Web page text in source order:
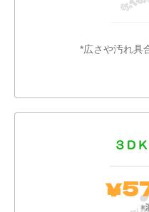
*広さや汚れ具
３Ｄ
￥
*